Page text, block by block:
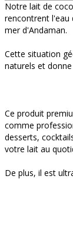
Notre lait de
rencontrent l'eau
mer d'Andaman.
Cette situation
naturels et
Ce produit
comme
desserts,
votre lait au
De plus, il est